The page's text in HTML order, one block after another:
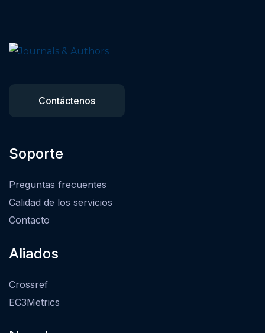
Contáctenos
Soporte
Preguntas frecuentes
Calidad de los servicios
Contacto
Aliados
Crossref
EC3Metrics